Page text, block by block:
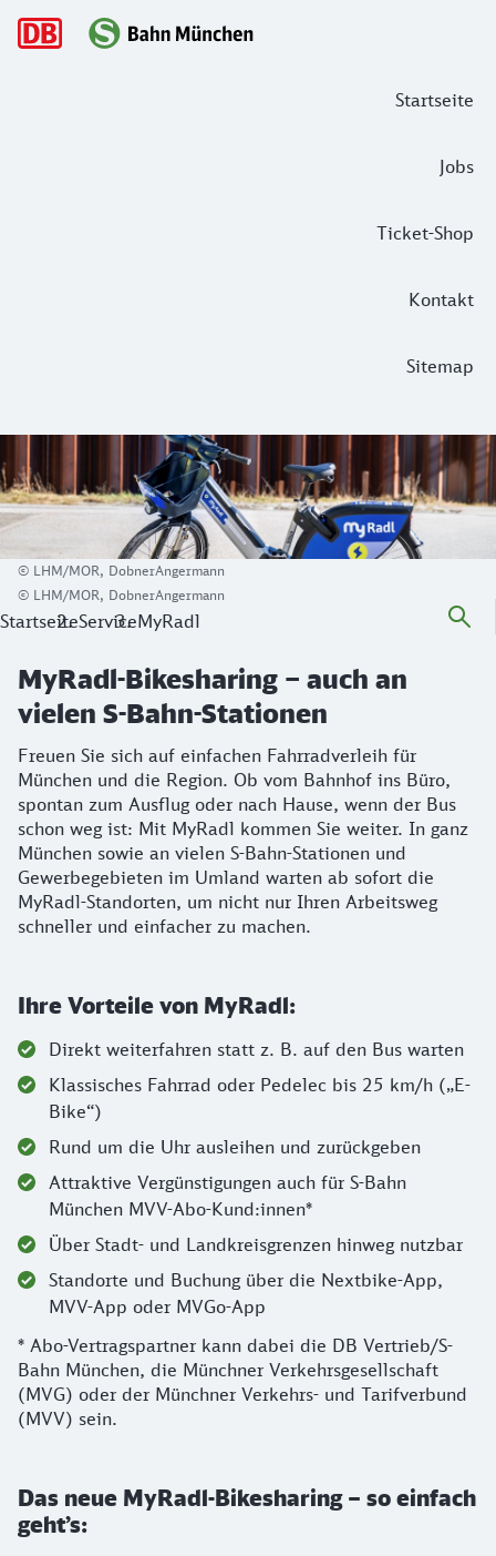
Startseite
Jobs
Ticket-Shop
Kontakt
Sitemap
Hauptnavigation
MyRadl-Bikesharing – auch an vielen
Freuen Sie sich auf einfachen Fahrradverleih für München
© LHM/MOR, DobnerAngermann
© LHM/MOR, DobnerAngermann
StartseiteServiceMyRadl
MyRadl-Bikesharing – auch an
vielen S-Bahn-Stationen
Freuen Sie sich auf einfachen Fahrradverleih für
München und die Region. Ob vom Bahnhof ins Büro,
spontan zum Ausflug oder nach Hause, wenn der Bus
schon weg ist: Mit MyRadl kommen Sie weiter. In ganz
München sowie an vielen S-Bahn-Stationen und
Gewerbegebieten im Umland warten ab sofort die
MyRadl-Standorten, um nicht nur Ihren Arbeitsweg
schneller und einfacher zu machen.
Ihre Vorteile von MyRadl:
Direkt weiterfahren statt z. B. auf den Bus warten
Klassisches Fahrrad oder Pedelec bis 25 km/h („E-
Bike“)
Rund um die Uhr ausleihen und zurückgeben
Attraktive Vergünstigungen auch für S-Bahn
München MVV-Abo-Kund:innen*
Über Stadt- und Landkreisgrenzen hinweg nutzbar
Standorte und Buchung über die Nextbike-App,
MVV-App oder MVGo-App
* Abo-Vertragspartner kann dabei die DB Vertrieb/S-
Bahn München, die Münchner Verkehrsgesellschaft
(MVG) oder der Münchner Verkehrs- und Tarifverbund
(MVV) sein.
Das neue MyRadl-Bikesharing – so einfach
geht’s: